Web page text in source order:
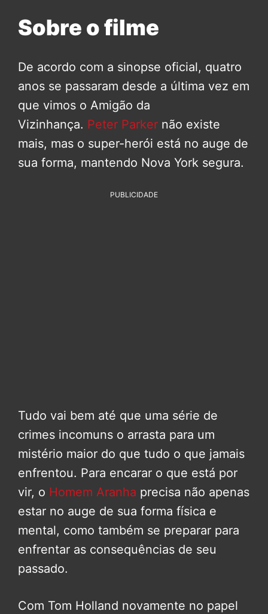
Sobre o filme
De acordo com a sinopse oficial, quatro
anos se passaram desde a última vez em
que vimos o Amigão da
Vizinhança. Peter Parker não existe
mais, mas o super-herói está no auge de
sua forma, mantendo Nova York segura.
PUBLICIDADE
Tudo vai bem até que uma série de
crimes incomuns o arrasta para um
mistério maior do que tudo o que jamais
enfrentou. Para encarar o que está por
vir, o Homem Aranha precisa não apenas
estar no auge de sua forma física e
mental, como também se preparar para
enfrentar as consequências de seu
passado.
Com Tom Holland novamente no papel